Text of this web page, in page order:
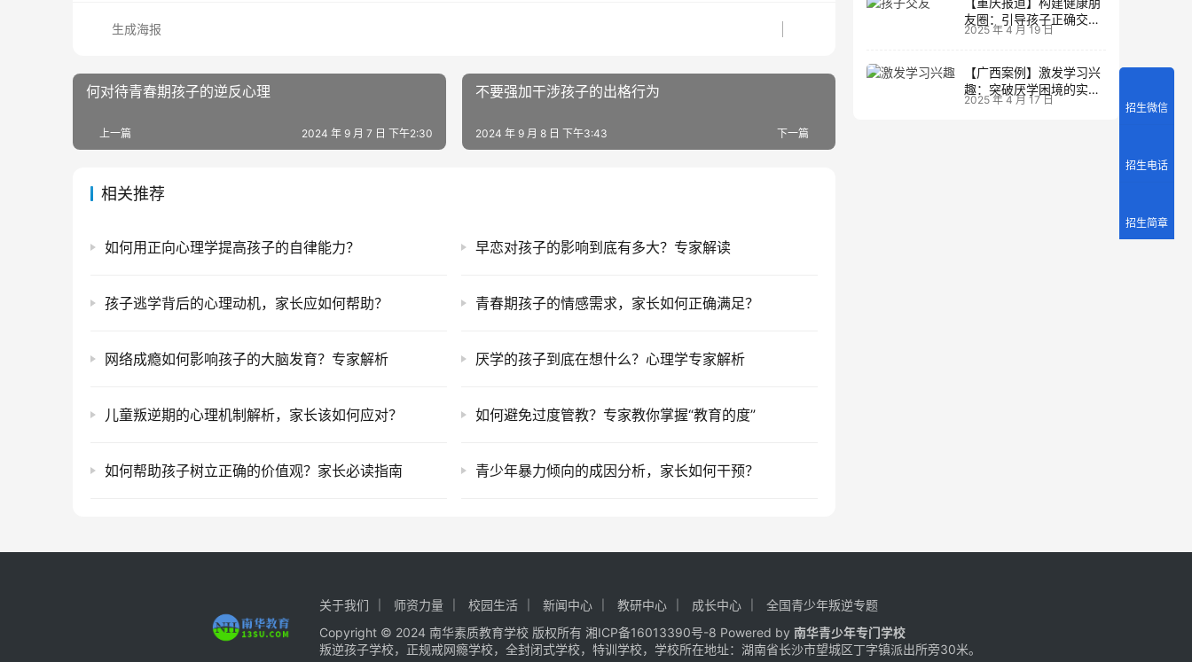
生成海报
何对待青春期孩子的逆反心理
上一篇 2024 年 9 月 7 日 下午2:30
不要强加干涉孩子的出格行为
下一篇
2024 年 9 月 8 日 下午3:43
相关推荐
如何用正向心理学提高孩子的自律能力？ 早恋对孩子的影响到底有多大？专家解读
孩子逃学背后的心理动机，家长应如何帮助？ 青春期孩子的情感需求，家长如何正确满足？
网络成瘾如何影响孩子的大脑发育？专家解析 厌学的孩子到底在想什么？心理学专家解析
儿童叛逆期的心理机制解析，家长该如何应对？ 如何避免过度管教？专家教你掌握“教育的度”
如何帮助孩子树立正确的价值观？家长必读指南 青少年暴力倾向的成因分析，家长如何干预？
友圈：引导孩子正确交友
的实践经验
2025 年 4 月 19 日
【广西案例】激发学习兴
趣：突破厌学困境的实战
经验
2025 年 4 月 17 日
关于我们 师资力量 校园生活 新闻中心 教研中心 成长中心
全国青少年叛逆专题
Copyright © 2024 南华素质教育学校 版权所有湘ICP备16013390号-8 Powered by南华青少年专门学校
叛逆孩子学校，正规戒网瘾学校，全封闭式学校，特训学校，学校所在地址：湖南省长沙市望城区丁字镇派出所旁30米。
招生微信
招生电话
招生简章